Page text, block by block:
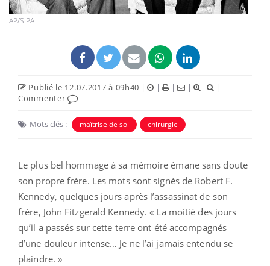
AP/SIPA
Publié le 12.07.2017 à 09h40 | | | |
|
Commenter
Mots clés : maîtrise de soi chirurgie
Le plus bel hommage à sa mémoire émane sans doute
son propre frère. Les mots sont signés de Robert F.
Kennedy, quelques jours après l’assassinat de son
frère, John Fitzgerald Kennedy. « La moitié des jours
qu’il a passés sur cette terre ont été accompagnés
d’une douleur intense… Je ne l’ai jamais entendu se
plaindre. »